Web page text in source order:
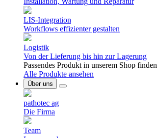
LIS-Integration
Workflows effizienter gestalten
Logistik
Von der Lieferung bis hin zur Lagerung
Passendes Produkt in unserem Shop finden
Alle Produkte ansehen
Über uns
pathotec ag
Die Firma
Team